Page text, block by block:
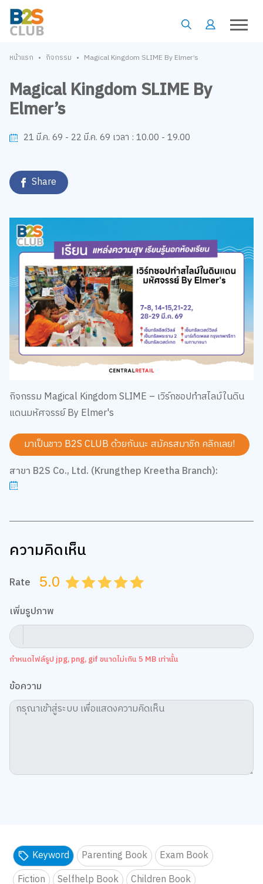
หน้าแรก • กิจกรรม • Magical Kingdom SLIME By Elmer’s
Magical Kingdom SLIME By
Elmer’s
21 มี.ค. 69 - 22 มี.ค. 69 เวลา : 10.00 - 19.00
Share
กิจกรรม Magical Kingdom SLIME – เวิร์กชอปทำสไลม์ในดิน
แดนมหัศจรรย์ By Elmer's
มาเป็นชาว B2S CLUB ด้วยกันนะ สมัครสมาชิก คลิกเลย!
สาขา B2S Co., Ltd. (Krungthep Kreetha Branch):
ความคิดเห็น
Rate 5.0 4.5
4.0
3.5
3.0
2.5
2.0
1.5
1.0
0.5
เพิ่มรูปภาพ
กำหนดไฟล์รูป jpg, png, gif ขนาดไม่เกิน 5 MB เท่านั้น
ข้อความ
Keyword Parenting Book
Exam Book
Fiction
Selfhelp Book
Children Book